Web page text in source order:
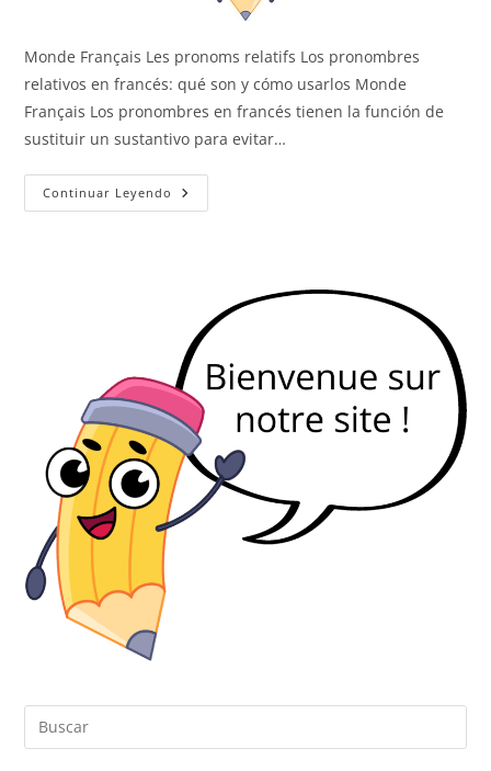
Monde Français Les pronoms relatifs Los pronombres
relativos en francés: qué son y cómo usarlos Monde
Français Los pronombres en francés tienen la función de
sustituir un sustantivo para evitar…
Continuar Leyendo Los
Pronombres